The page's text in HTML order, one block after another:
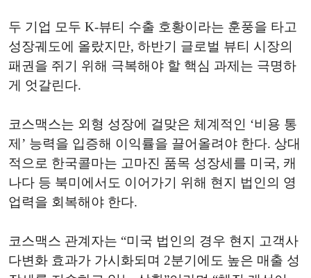
두 기업 모두 K-뷰티 수출 호황이라는 훈풍을 타고
성장궤도에 올랐지만, 하반기 글로벌 뷰티 시장의
패권을 쥐기 위해 극복해야 할 핵심 과제는 극명하
게 엇갈린다.
코스맥스는 외형 성장에 걸맞은 체계적인 ‘비용 통
제’ 능력을 입증해 이익률을 끌어올려야 한다. 상대
적으로 한국콜마는 고마진 품목 성장세를 미국, 캐
나다 등 북미에서도 이어가기 위해 현지 법인의 영
업력을 회복해야 한다.
코스맥스 관계자는 “미국 법인의 경우 현지 고객사
다변화 효과가 가시화되며 2분기에도 높은 매출 성